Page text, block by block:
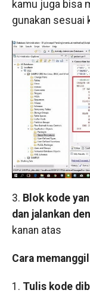
kamu juga bisa
gunakan sesuai
3. Blok kode
dan jalankan
kanan atas
Cara
1. Tulis kode